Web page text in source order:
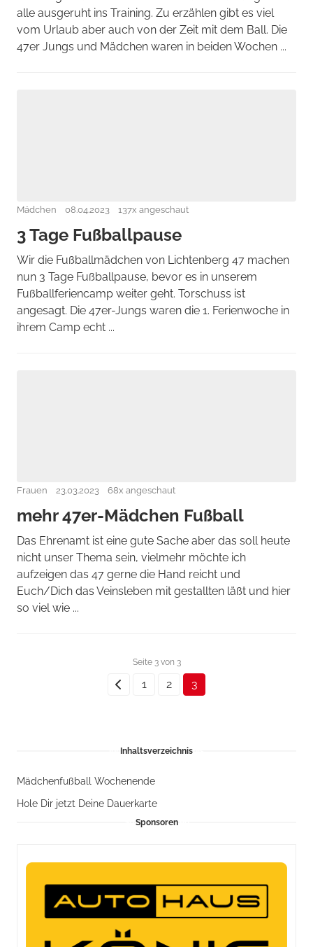
alle ausgeruht ins Training. Zu erzählen gibt es viel
vom Urlaub aber auch von der Zeit mit dem Ball. Die
47er Jungs und Mädchen waren in beiden Wochen ...
Mädchen 08.04.2023 137x angeschaut
3 Tage Fußballpause
Wir die Fußballmädchen von Lichtenberg 47 machen
nun 3 Tage Fußballpause, bevor es in unserem
Fußballferiencamp weiter geht. Torschuss ist
angesagt. Die 47er-Jungs waren die 1. Ferienwoche in
ihrem Camp echt ...
Frauen 23.03.2023 68x angeschaut
mehr 47er-Mädchen Fußball
Das Ehrenamt ist eine gute Sache aber das soll heute
nicht unser Thema sein, vielmehr möchte ich
aufzeigen das 47 gerne die Hand reicht und
Euch/Dich das Veinsleben mit gestallten läßt und hier
so viel wie ...
Seite 3 von 3
1 2 3
Inhaltsverzeichnis
Mädchenfußball Wochenende
Hole Dir jetzt Deine Dauerkarte
Sponsoren